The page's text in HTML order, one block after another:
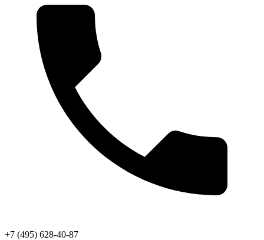
+7 (495) 628-40-87